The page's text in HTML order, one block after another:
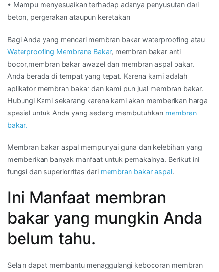
• Mampu menyesuaikan terhadap adanya penyusutan dari
beton, pergerakan ataupun keretakan.
Bagi Anda yang mencari membran bakar waterproofing atau
Waterproofing Membrane Bakar, membran bakar anti
bocor,membran bakar awazel dan membran aspal bakar.
Anda berada di tempat yang tepat. Karena kami adalah
aplikator membran bakar dan kami pun jual membran bakar.
Hubungi Kami sekarang karena kami akan memberikan harga
spesial untuk Anda yang sedang membutuhkan membran
bakar.
Membran bakar aspal mempunyai guna dan kelebihan yang
memberikan banyak manfaat untuk pemakainya. Berikut ini
fungsi dan superiorritas dari membran bakar aspal.
Ini Manfaat membran
bakar yang mungkin Anda
belum tahu.
Selain dapat membantu menaggulangi kebocoran membran